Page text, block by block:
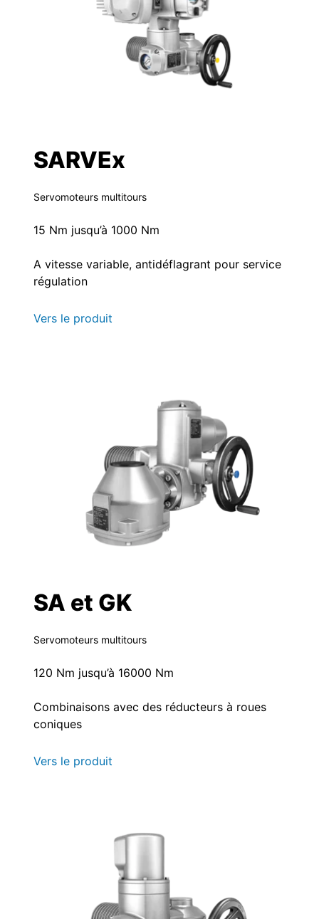
SARVEx
Servomoteurs multitours
15 Nm jusqu’à 1000 Nm
A vitesse variable, antidéflagrant pour service
régulation
Vers le produit
SA et GK
Servomoteurs multitours
120 Nm jusqu’à 16000 Nm
Combinaisons avec des réducteurs à roues
coniques
Vers le produit